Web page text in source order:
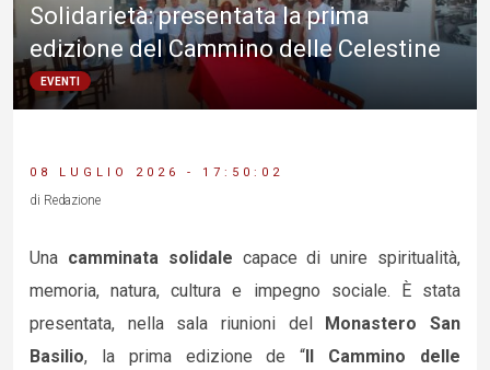
Solidarietà: presentata la prima
edizione del Cammino delle Celestine
EVENTI
08 LUGLIO 2026 - 17:50:02
di Redazione
Una camminata solidale capace di unire spiritualità,
memoria, natura, cultura e impegno sociale. È stata
presentata, nella sala riunioni delMonastero San
Basilio, la prima edizione de “Il Cammino delle